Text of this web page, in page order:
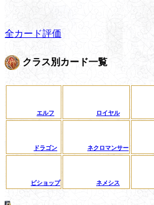
全カード評価
クラス別カード一覧
エルフ ロイヤル
ドラゴン ネクロマンサー
ビショップ ネメシス